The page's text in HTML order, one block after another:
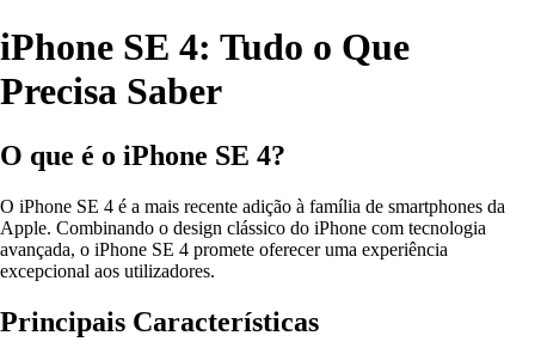
iPhone SE 4: Tudo o Que
Precisa Saber
O que é o iPhone SE 4?
O iPhone SE 4 é a mais recente adição à família de smartphones da
Apple. Combinando o design clássico do iPhone com tecnologia
avançada, o iPhone SE 4 promete oferecer uma experiência
excepcional aos utilizadores.
Principais Características